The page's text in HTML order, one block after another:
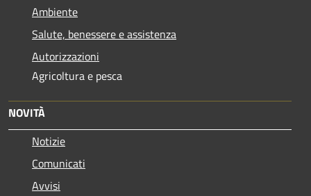
Ambiente
Salute, benessere e assistenza
Autorizzazioni
Agricoltura e pesca
NOVITÀ
Notizie
Comunicati
Avvisi